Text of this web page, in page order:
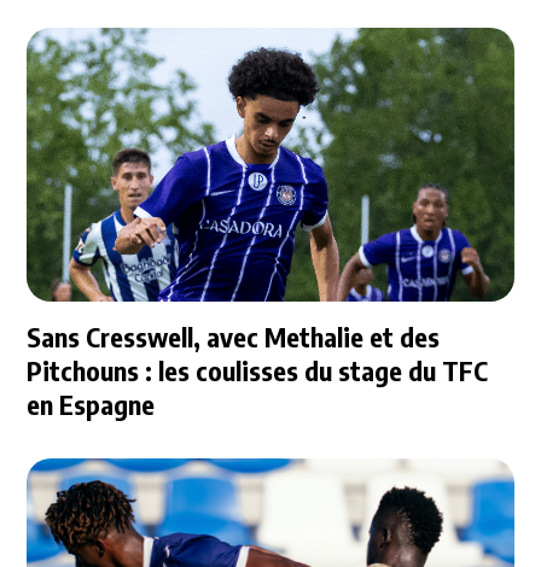
Sans Cresswell, avec Methalie et des
Pitchouns : les coulisses du stage du TFC
en Espagne